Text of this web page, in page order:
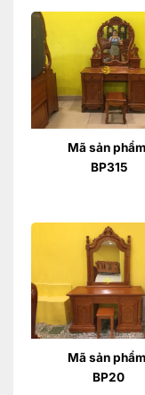
Mã sản
BP315
Mã sản
BP20